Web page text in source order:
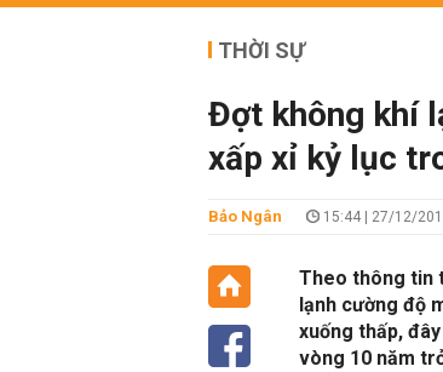
THỜI SỰ
Đợt không khí
xấp xỉ kỷ lục
Bảo Ngân 15:44 | 27/12/
Theo thông tin
lạnh cường độ
xuống thấp,
vòng 10 năm